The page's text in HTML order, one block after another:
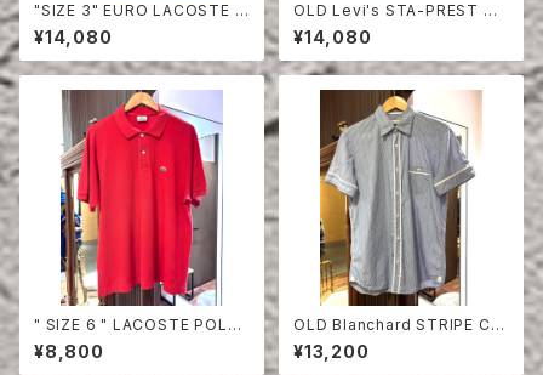
"SIZE 3" EURO LACOSTE P
OLO SHIRT LONG SLEEVE
¥14,080
OLD Levi's STA-PREST HA
LF SLEEVE SHIRT
¥14,080
" SIZE 6 " LACOSTE POLO
SHIRT RED
¥8,800
OLD Blanchard STRIPE CO
TTON HALF SLEEVE SHIRT
¥13,200